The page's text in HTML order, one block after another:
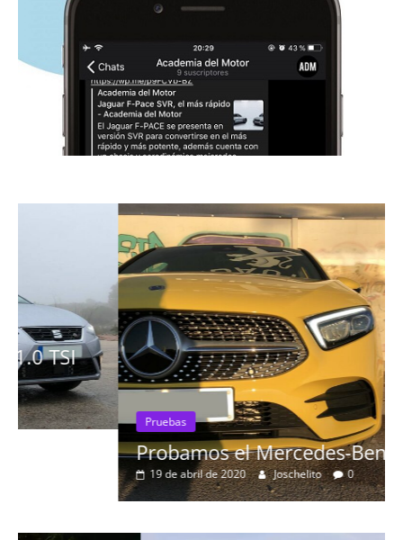
Pruebas
Probamos el Mercedes-Benz A200d
19 de abril de 2020 Joschelito 0